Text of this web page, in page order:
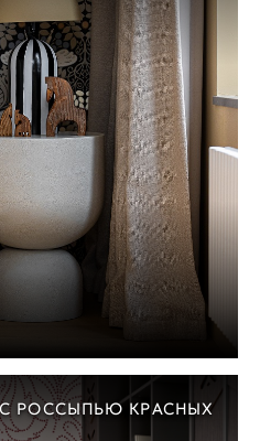
С РОССЫПЬЮ КРАСНЫХ